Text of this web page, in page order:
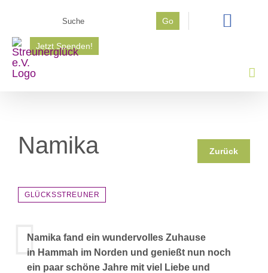
springen
Go
Jetzt Spenden!
Namika Zurück
GLÜCKSSTREUNER
Namika fand ein wundervolles Zuhause
in Hammah im Norden und genießt nun noch
ein paar schöne Jahre mit viel Liebe und